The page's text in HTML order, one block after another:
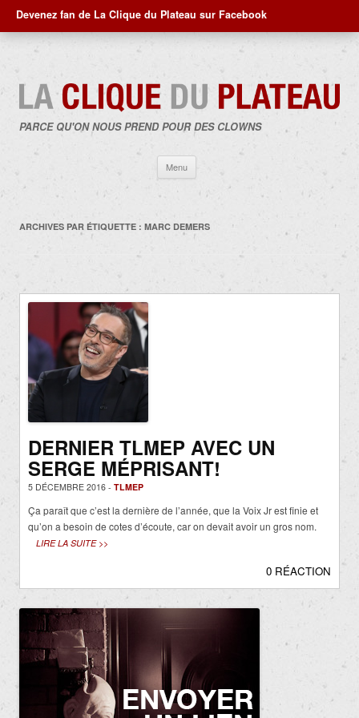
Devenez fan de La Clique du Plateau sur Facebook
PARCE QU'ON NOUS PREND POUR DES CLOWNS
Menu
contenu
ARCHIVES PAR ÉTIQUETTE : MARC DEMERS
DERNIER TLMEP AVEC UN
SERGE MÉPRISANT!
5 DÉCEMBRE 2016 - TLMEP
Ça paraît que c’est la dernière de l’année, que la Voix Jr est finie et
qu’on a besoin de cotes d’écoute, car on devait avoir un gros nom.
LIRE LA SUITE >>
0 RÉACTION